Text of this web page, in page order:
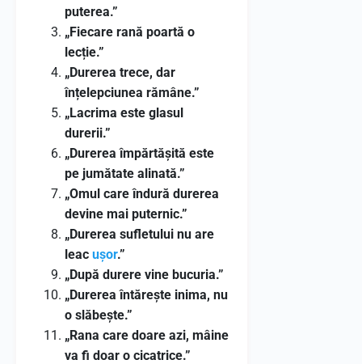
puterea.”
„Fiecare rană poartă o
lecție.”
„Durerea trece, dar
înțelepciunea rămâne.”
„Lacrima este glasul
durerii.”
„Durerea împărtășită este
pe jumătate alinată.”
„Omul care îndură durerea
devine mai puternic.”
„Durerea sufletului nu are
leac ușor.”
„După durere vine bucuria.”
„Durerea întărește inima, nu
o slăbește.”
„Rana care doare azi, mâine
va fi doar o cicatrice.”